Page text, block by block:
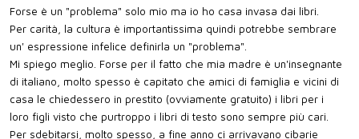
Forse è un "problema" solo mio ma io ho casa invasa dai libri.
Per carità, la cultura è importantissima quindi potrebbe sembrare
un' espressione infelice definirla un "problema".
Mi spiego meglio. Forse per il fatto che mia madre è un'insegnante
di italiano, molto spesso è capitato che amici di famiglia e vicini di
casa le chiedessero in prestito (ovviamente gratuito) i libri per i
loro figli visto che purtroppo i libri di testo sono sempre più cari.
Per sdebitarsi, molto spesso, a fine anno ci arrivavano cibarie